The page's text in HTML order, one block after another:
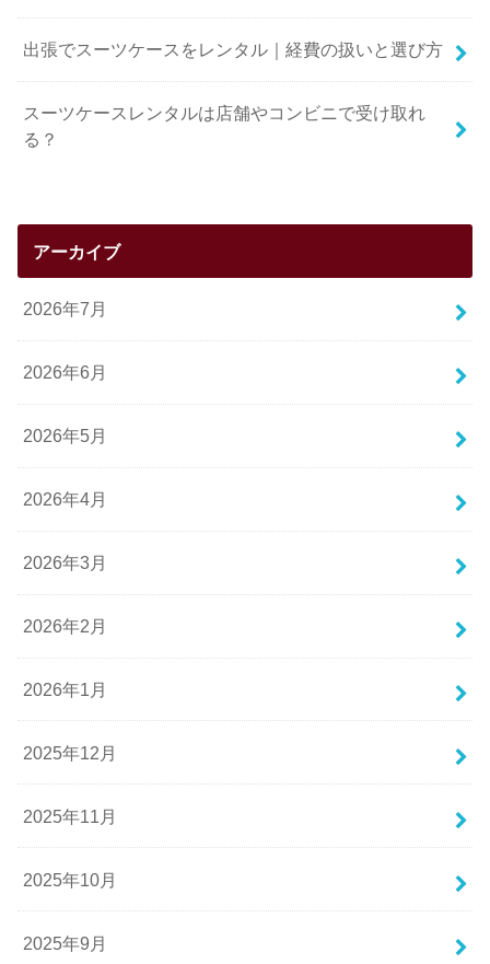
出張でスーツケースをレンタル｜経費の扱いと選び方
スーツケースレンタルは店舗やコンビニで受け取れ
る？
アーカイブ
2026年7月
2026年6月
2026年5月
2026年4月
2026年3月
2026年2月
2026年1月
2025年12月
2025年11月
2025年10月
2025年9月